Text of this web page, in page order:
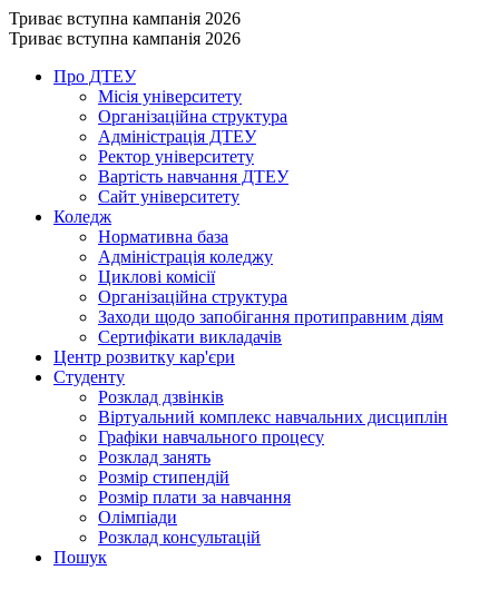
Триває вступна кампанія 2026
Триває вступна кампанія 2026
Про ДТЕУ
Місія університету
Організаційна структура
Адміністрація ДТЕУ
Ректор університету
Вартість навчання ДТЕУ
Сайт університету
Коледж
Нормативна база
Адміністрація коледжу
Циклові комісії
Організаційна структура
Заходи щодо запобігання протиправним діям
Сертифікати викладачів
Центр розвитку кар'єри
Студенту
Розклад дзвінків
Віртуальний комплекс навчальних дисциплін
Графіки навчального процесу
Розклад занять
Розмір стипендій
Розмір плати за навчання
Олімпіади
Розклад консультацій
Пошук